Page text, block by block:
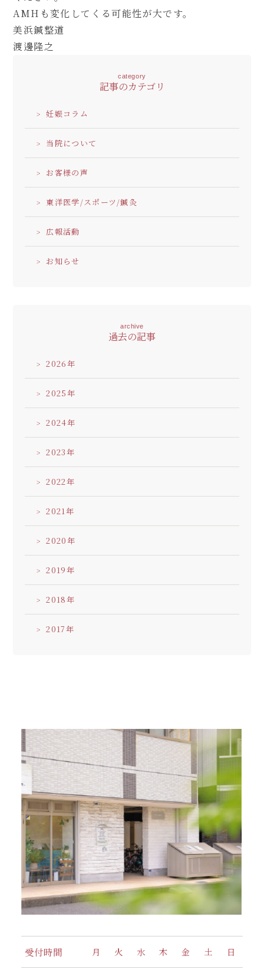
AMHも変化してくる可能性が大です。
美浜鍼整道
渡邊隆之
category
記事のカテゴリ
妊娠コラム
当院について
お客様の声
東洋医学/スポーツ/鍼灸
広報活動
お知らせ
archive
過去の記事
2026
2025
2024
2023
2022
2021
2020
2019
2018
2017
受付時間 月 火 水 木 金 土 日